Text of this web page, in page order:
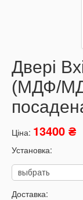
Двері
(МДФ/
Ціна: 13400 ₴
Установка:
Доставка: